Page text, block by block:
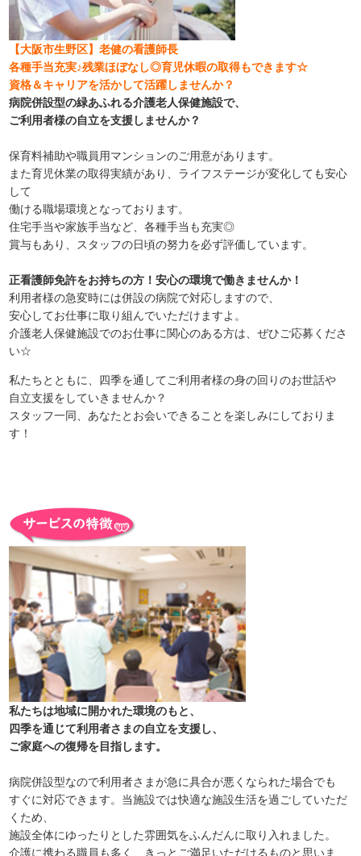
【大阪市生野区】老健の看護師長
各種手当充実♪残業ほぼなし◎育児休暇の取得もできます☆
資格＆キャリアを活かして活躍しませんか？
病院併設型の緑あふれる介護老人保健施設で、
ご利用者様の自立を支援しませんか？
保育料補助や職員用マンションのご用意があります。
また育児休業の取得実績があり、ライフステージが変化しても安心
して
働ける職場環境となっております。
住宅手当や家族手当など、各種手当も充実◎
賞与もあり、スタッフの日頃の努力を必ず評価しています。
正看護師免許をお持ちの方！安心の環境で働きませんか！
利用者様の急変時には併設の病院で対応しますので、
安心してお仕事に取り組んでいただけますよ。
介護老人保健施設でのお仕事に関心のある方は、ぜひご応募くださ
い☆
私たちとともに、四季を通してご利用者様の身の回りのお世話や
自立支援をしていきませんか？
スタッフ一同、あなたとお会いできることを楽しみにしておりま
す！
私たちは地域に開かれた環境のもと、
四季を通じて利用者さまの自立を支援し、
ご家庭への復帰を目指します。
病院併設型なので利用者さまが急に具合が悪くなられた場合でも
すぐに対応できます。当施設では快適な施設生活を過ごしていただ
くため、
施設全体にゆったりとした雰囲気をふんだんに取り入れました。
介護に携わる職員も多く、きっとご満足いただけるものと思いま